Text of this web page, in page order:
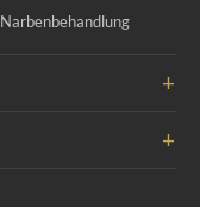
Narbenbehandlung
+
+